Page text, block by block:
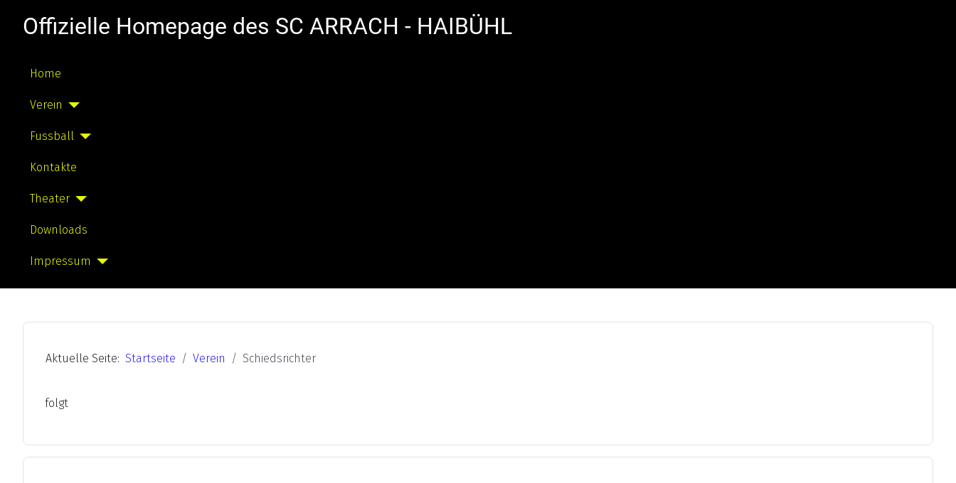
Offizielle Homepage des SC ARRACH - HAIBÜHL
Home
Verein
Fussball
Kontakte
Theater
Downloads
Impressum
Aktuelle Seite: Startseite Verein Schiedsrichter
folgt